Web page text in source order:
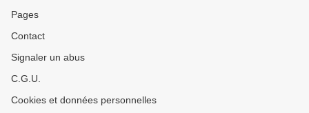
Pages
Contact
Signaler un abus
C.G.U.
Cookies et données personnelles